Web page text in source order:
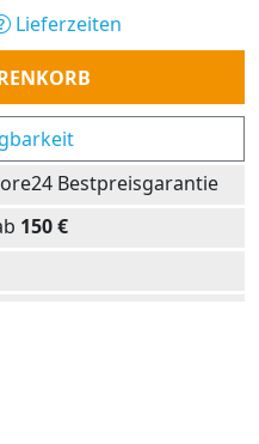
Lieferzeiten
Bestpreisgarantie
150 €